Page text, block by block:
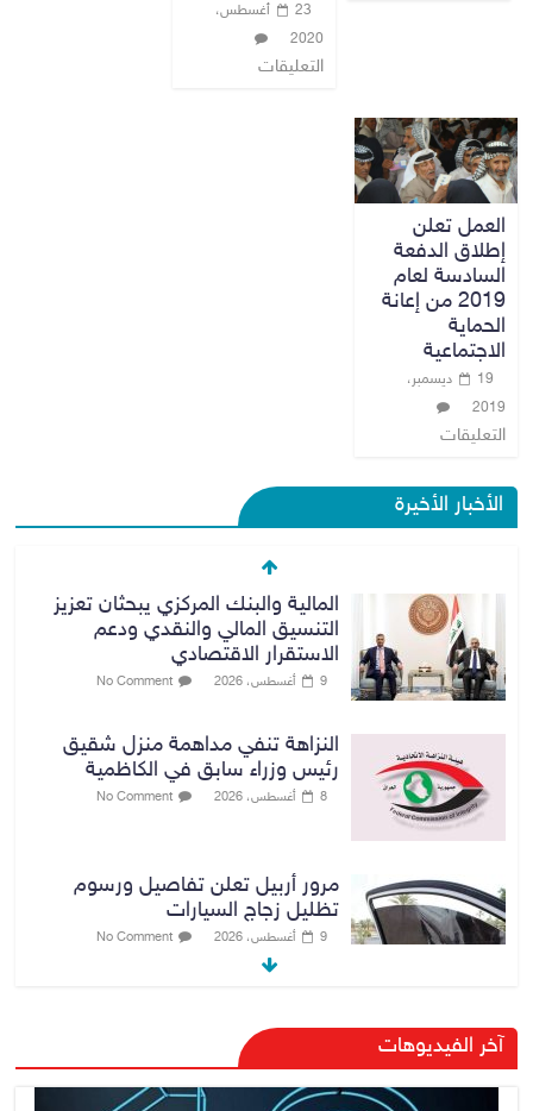
23 أغسطس،
2020
التعليقات
العمل تعلن
إطلاق الدفعة
السادسة لعام
2019 من إعانة
الحماية
الاجتماعية
19 ديسمبر،
2019
التعليقات
الأخبار الأخيرة
المالية والبنك المركزي يبحثان تعزيز
التنسيق المالي والنقدي ودعم
الاستقرار الاقتصادي
9 أغسطس، 2026 No Comment
النزاهة تنفي مداهمة منزل شقيق
رئيس وزراء سابق في الكاظمية
8 أغسطس، 2026 No Comment
مرور أربيل تعلن تفاصيل ورسوم
تظليل زجاج السيارات
9 أغسطس، 2026 No Comment
صدور أمر قبض بحق وزير العمل
السابق أحمد الأسدي
آخر الفيديوهات